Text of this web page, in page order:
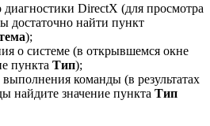
DirectX (для просмотра
достаточно найти пункт
);
о системе (в открывшемся окне
пункта Тип);
команды (в результатах
найдите значение пункта Тип